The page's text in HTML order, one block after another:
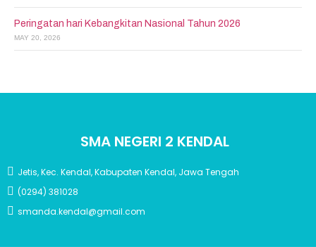
Peringatan hari Kebangkitan Nasional Tahun 2026
MAY 20, 2026
SMA NEGERI 2 KENDAL
Jetis, Kec. Kendal, Kabupaten Kendal, Jawa Tengah
(0294) 381028
smanda.kendal@gmail.com